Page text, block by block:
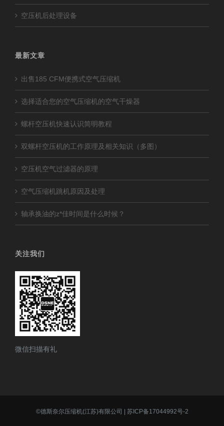
空压机后处理设备
最新文章
出售185 CFM便携式空气压缩机
选择适合您的空气压缩机的空气干燥器
螺杆空压机快速认识简明教程
双螺杆空压机的工作原理及相关知识（多图）
空压机空气过滤器的原理
空气压缩机跳机原因及处理
轴承换油的z*佳时间是什么时候？
关注我们
微信扫描有礼
©德斯奈尔压缩机(江苏)有限公司 | 苏ICP备17044992号-2